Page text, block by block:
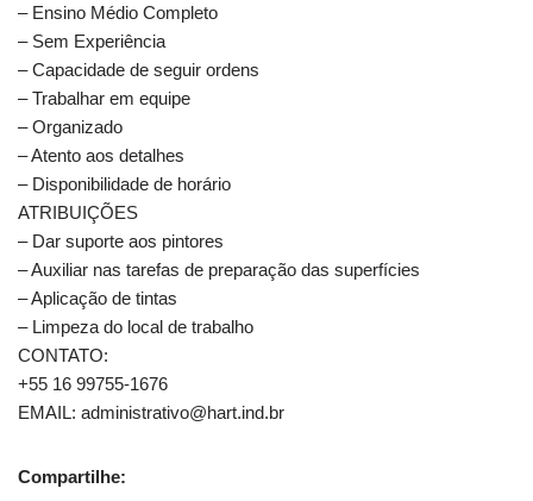
– Ensino Médio Completo
– Sem Experiência
– Capacidade de seguir ordens
– Trabalhar em equipe
– Organizado
– Atento aos detalhes
– Disponibilidade de horário
ATRIBUIÇÕES
– Dar suporte aos pintores
– Auxiliar nas tarefas de preparação das superfícies
– Aplicação de tintas
– Limpeza do local de trabalho
CONTATO:
+55 16 99755-1676
EMAIL: administrativo@hart.ind.br
Compartilhe: